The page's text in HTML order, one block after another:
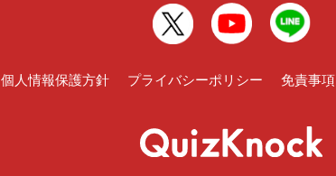
個人情報保護方針 プライバシーポリシー 免責事項